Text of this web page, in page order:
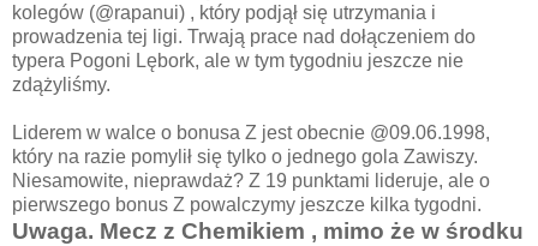
kolegów (@rapanui) , który podjął się utrzymania i
prowadzenia tej ligi. Trwają prace nad dołączeniem do
typera Pogoni Lębork, ale w tym tygodniu jeszcze nie
zdążyliśmy.
Liderem w walce o bonusa Z jest obecnie @09.06.1998,
który na razie pomylił się tylko o jednego gola Zawiszy.
Niesamowite, nieprawdaż? Z 19 punktami lideruje, ale o
pierwszego bonus Z powalczymy jeszcze kilka tygodni.
Uwaga. Mecz z Chemikiem , mimo że w środku